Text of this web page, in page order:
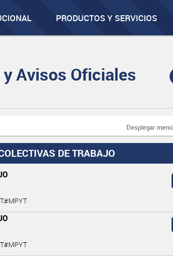
PRODUCTOS Y SERVICIOS
Avisos Oficiales
Desplegar menú
DE TRABAJO